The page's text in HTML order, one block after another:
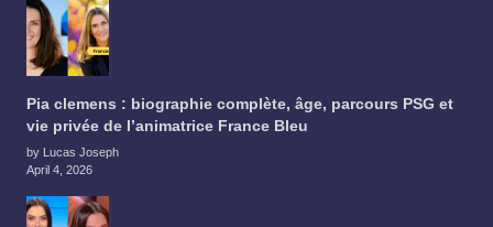
Pia clemens : biographie complète, âge, parcours PSG et
vie privée de l’animatrice France Bleu
by Lucas Joseph
April 4, 2026